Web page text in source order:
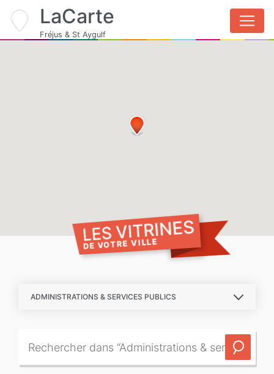
LaCarte
Fréjus & St Aygulf
LES VITRINES
DE VOTRE VILLE
ADMINISTRATIONS & SERVICES PUBLICS